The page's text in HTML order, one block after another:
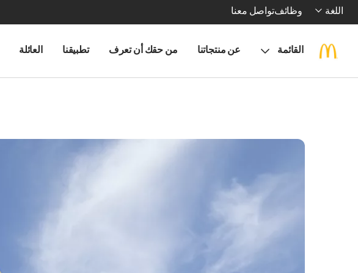
اللغة وظائفتواصل معنا
القائمة عن منتجاتنا من حقك أن تعرف تطبيقنا العائلة